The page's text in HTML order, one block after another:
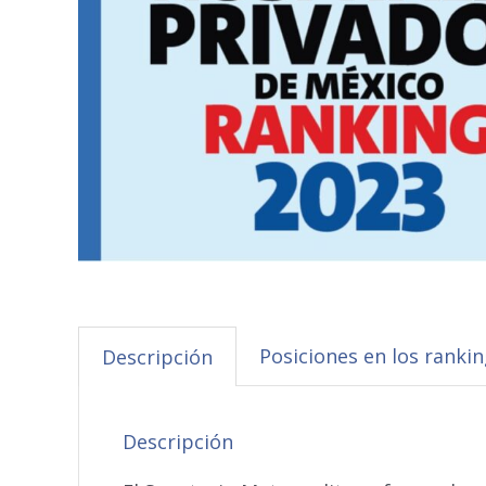
Descripción Posiciones en los
Descripción